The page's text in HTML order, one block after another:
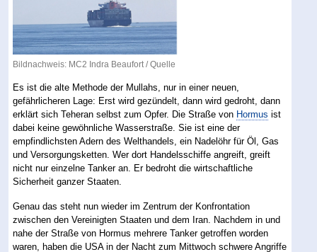
Bildnachweis: MC2 Indra Beaufort /Quelle
Es ist die alte Methode der Mullahs, nur in einer neuen,
gefährlicheren Lage: Erst wird gezündelt, dann wird gedroht, dann
erklärt sich Teheran selbst zum Opfer. Die Straße von Hormus ist
dabei keine gewöhnliche Wasserstraße. Sie ist eine der
empfindlichsten Adern des Welthandels, ein Nadelöhr für Öl, Gas
und Versorgungsketten. Wer dort Handelsschiffe angreift, greift
nicht nur einzelne Tanker an. Er bedroht die wirtschaftliche
Sicherheit ganzer Staaten.
Genau das steht nun wieder im Zentrum der Konfrontation
zwischen den Vereinigten Staaten und dem Iran. Nachdem in und
nahe der Straße von Hormus mehrere Tanker getroffen worden
waren, haben die USA in der Nacht zum Mittwoch schwere Angriffe